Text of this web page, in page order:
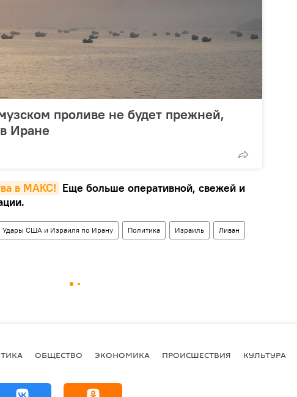
проливе не будет прежней,
Иране
в MAКС! Еще больше оперативной, свежей и
Удары США и Израиля по Ирану Политика Израиль Ливан
ОБЩЕСТВО ЭКОНОМИКА ПРОИСШЕСТВИЯ КУЛЬТУРА